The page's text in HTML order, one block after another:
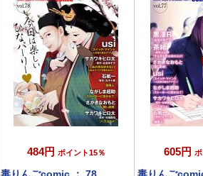
484円 ポイント15％ 605円